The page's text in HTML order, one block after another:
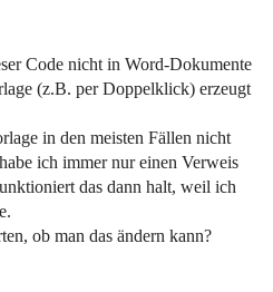
Code nicht in Word-Dokumente
(z.B. per Doppelklick) erzeugt
in den meisten Fällen nicht
ich immer nur einen Verweis
das dann halt, weil ich
ob man das ändern kann?